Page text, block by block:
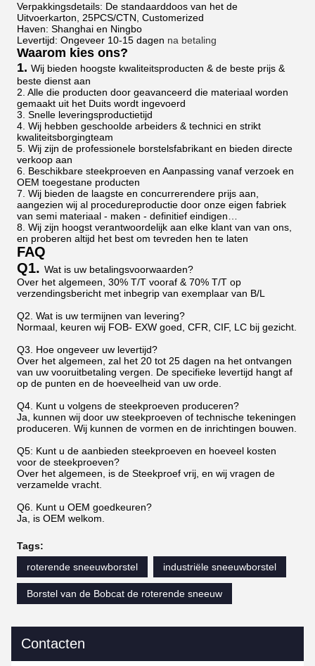
Verpakkingsdetails: De standaarddoos van het de
Uitvoerkarton, 25PCS/CTN, Customerized
Haven: Shanghai en Ningbo
Levertijd: Ongeveer 10-15 dagen na betaling
Waarom kies ons?
1. Wij bieden hoogste kwaliteitsproducten & de beste prijs &
beste dienst aan
2. Alle die producten door geavanceerd die materiaal worden
gemaakt uit het Duits wordt ingevoerd
3. Snelle leveringsproductietijd
4. Wij hebben geschoolde arbeiders & technici en strikt
kwaliteitsborgingteam
5. Wij zijn de professionele borstelsfabrikant en bieden directe
verkoop aan
6. Beschikbare steekproeven en Aanpassing vanaf verzoek en
OEM toegestane producten
7. Wij bieden de laagste en concurrerendere prijs aan,
aangezien wij al procedureproductie door onze eigen fabriek
van semi materiaal - maken - definitief eindigen…
8. Wij zijn hoogst verantwoordelijk aan elke klant van van ons,
en proberen altijd het best om tevreden hen te laten
FAQ
Q1. Wat is uw betalingsvoorwaarden?
Over het algemeen, 30% T/T vooraf & 70% T/T op
verzendingsbericht met inbegrip van exemplaar van B/L
Q2. Wat is uw termijnen van levering?
Normaal, keuren wij FOB- EXW goed, CFR, CIF, LC bij gezicht.
Q3. Hoe ongeveer uw levertijd?
Over het algemeen, zal het 20 tot 25 dagen na het ontvangen
van uw vooruitbetaling vergen. De specifieke levertijd hangt af
op de punten en de hoeveelheid van uw orde.
Q4. Kunt u volgens de steekproeven produceren?
Ja, kunnen wij door uw steekproeven of technische tekeningen
produceren. Wij kunnen de vormen en de inrichtingen bouwen.
Q5: Kunt u de aanbieden steekproeven en hoeveel kosten
voor de steekproeven?
Over het algemeen, is de Steekproef vrij, en wij vragen de
verzamelde vracht.
Q6. Kunt u OEM goedkeuren?
Ja, is OEM welkom.
Tags:
roterende sneeuwborstel
industriële sneeuwborstel
Borstel van de Bobcat de roterende sneeuw
Contacten